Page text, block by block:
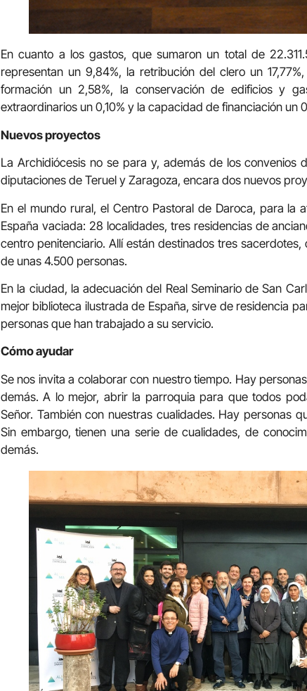
En cuanto a los gastos, que sumaron un total de
representan un 9,84%, la retribución del clero un
formación un 2,58%, la conservación de edificios y
extraordinarios un 0,10% y la capacidad de financiación un
Nuevos proyectos
La Archidiócesis no se para y, además de los convenios
diputaciones de Teruel y Zaragoza, encara dos nuevos
En el mundo rural, el Centro Pastoral de Daroca, para la
España vaciada: 28 localidades, tres residencias de
centro penitenciario. Allí están destinados tres
de unas 4.500 personas.
En la ciudad, la adecuación del Real Seminario de San
mejor biblioteca ilustrada de España, sirve de residencia
personas que han trabajado a su servicio.
Cómo ayudar
Se nos invita a colaborar con nuestro tiempo. Hay
demás. A lo mejor, abrir la parroquia para que todos
Señor. También con nuestras cualidades. Hay personas
Sin embargo, tienen una serie de cualidades, de
demás.